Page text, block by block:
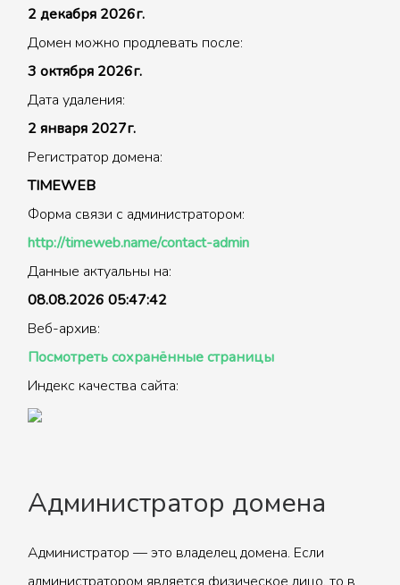
2 декабря 2026г.
Домен можно продлевать после:
3 октября 2026г.
Дата удаления:
2 января 2027г.
Регистратор домена:
TIMEWEB
Форма связи с администратором:
http://timeweb.name/contact-admin
Данные актуальны на:
08.08.2026 05:47:42
Веб-архив:
Посмотреть сохранённые страницы
Индекс качества сайта:
Администратор домена
Администратор — это владелец домена. Если